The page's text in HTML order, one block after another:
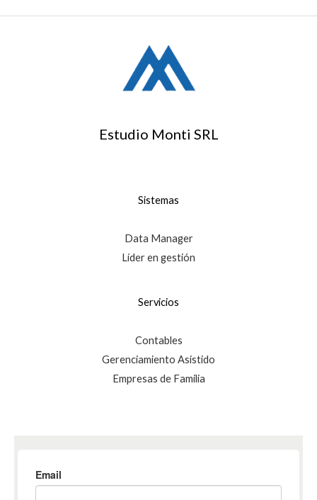
Estudio Monti SRL
Sistemas
Data Manager
Líder en gestión
Servicios
Contables
Gerenciamiento Asistido
Empresas de Familia